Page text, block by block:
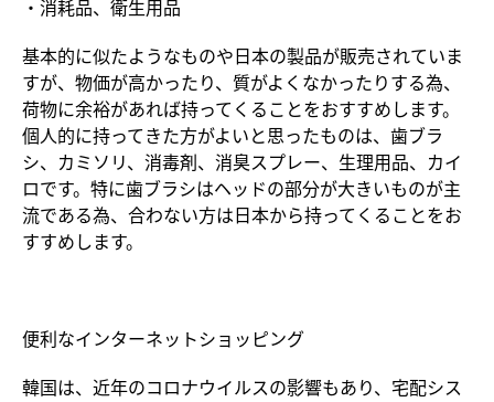
・消耗品、衛生用品
基本的に似たようなものや日本の製品が販売されていま
すが、物価が高かったり、質がよくなかったりする為、
荷物に余裕があれば持ってくることをおすすめします。
個人的に持ってきた方がよいと思ったものは、歯ブラ
シ、カミソリ、消毒剤、消臭スプレー、生理用品、カイ
ロです。特に歯ブラシはヘッドの部分が大きいものが主
流である為、合わない方は日本から持ってくることをお
すすめします。
便利なインターネットショッピング
韓国は、近年のコロナウイルスの影響もあり、宅配シス